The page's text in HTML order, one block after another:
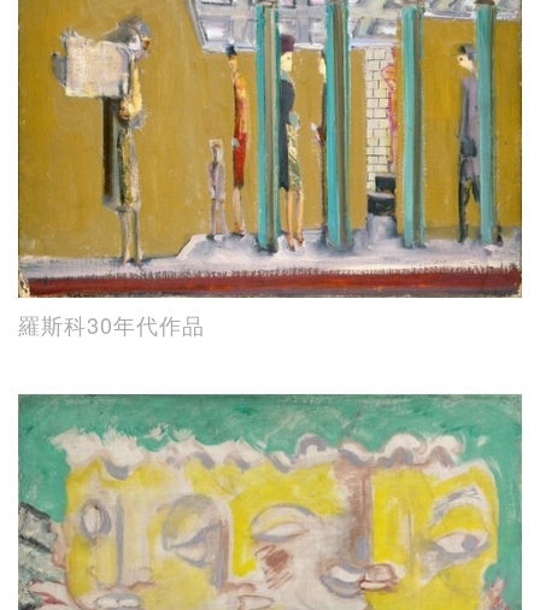
羅斯科30年代作品